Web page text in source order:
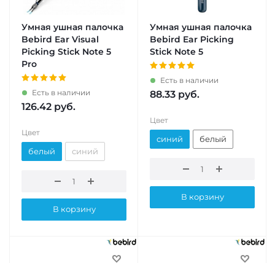
Умная ушная палочка
Bebird Ear Visual
Picking Stick Note 5
Pro
Есть в наличии
126.42 руб.
Цвет
белый синий
В корзину
Умная ушная палочка
Bebird Ear Picking
Stick Note 5
Есть в наличии
88.33 руб.
Цвет
синий белый
В корзину